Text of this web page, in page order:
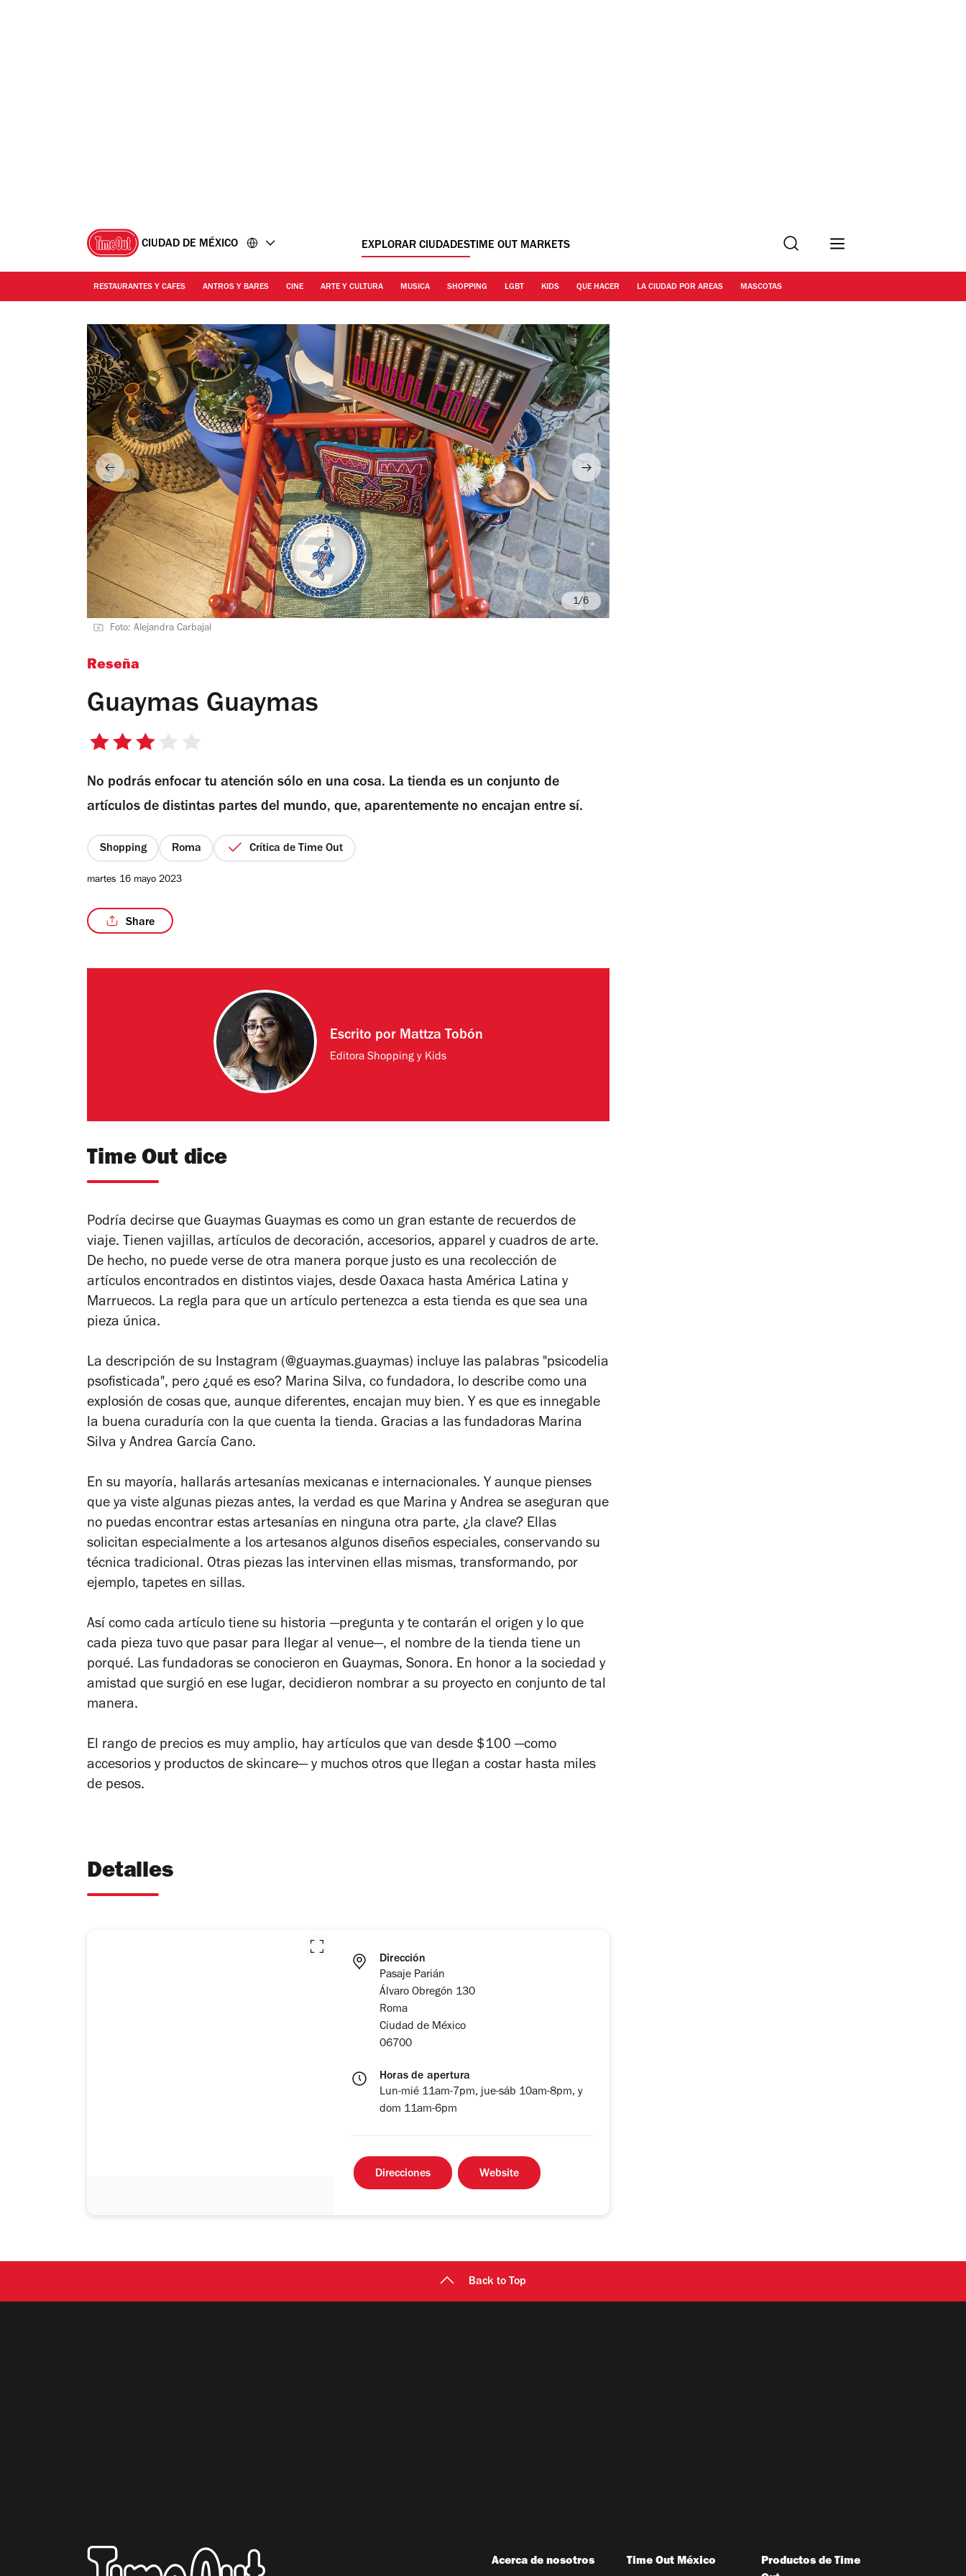
CIUDAD DE MÉXICO EXPLORAR CIUDADESTIME OUT MARKETS Buscar
RESTAURANTES Y CAFES ANTROS Y BARES CINE ARTE Y CULTURA MUSICA SHOPPING LGBT KIDS QUE HACER LA CIUDAD POR AREAS MASCOTAS
Foto: Alejandra Carbajal
/6
Reseña
Guaymas Guaymas
3
5
estrellas
No podrás enfocar tu atención sólo en una cosa. La tienda es un conjunto de
artículos de distintas partes del mundo, que, aparentemente no encajan entre sí.
Shopping Roma Crítica de Time Out
martes 16 mayo 2023
Share
Escrito por Mattza Tobón
Editora Shopping y Kids
Time Out dice
Podría decirse que Guaymas Guaymas es como un gran estante de recuerdos de
viaje. Tienen vajillas, artículos de decoración, accesorios, apparel y cuadros de arte.
De hecho, no puede verse de otra manera porque justo es una recolección de
artículos encontrados en distintos viajes, desde Oaxaca hasta América Latina y
Marruecos. La regla para que un artículo pertenezca a esta tienda es que sea una
pieza única.
La descripción de su Instagram (@guaymas.guaymas) incluye las palabras "psicodelia
psofisticada", pero ¿qué es eso? Marina Silva, co fundadora, lo describe como una
explosión de cosas que, aunque diferentes, encajan muy bien. Y es que es innegable
la buena curaduría con la que cuenta la tienda. Gracias a las fundadoras Marina
Silva y Andrea García Cano.
En su mayoría, hallarás artesanías mexicanas e internacionales. Y aunque pienses
que ya viste algunas piezas antes, la verdad es que Marina y Andrea se aseguran que
no puedas encontrar estas artesanías en ninguna otra parte, ¿la clave? Ellas
solicitan especialmente a los artesanos algunos diseños especiales, conservando su
técnica tradicional. Otras piezas las intervinen ellas mismas, transformando, por
ejemplo, tapetes en sillas.
Así como cada artículo tiene su historia —pregunta y te contarán el origen y lo que
cada pieza tuvo que pasar para llegar al venue—, el nombre de la tienda tiene un
porqué. Las fundadoras se conocieron en Guaymas, Sonora. En honor a la sociedad y
amistad que surgió en ese lugar, decidieron nombrar a su proyecto en conjunto de tal
manera.
El rango de precios es muy amplio, hay artículos que van desde $100 —como
accesorios y productos de skincare— y muchos otros que llegan a costar hasta miles
de pesos.
Detalles
Dirección
Pasaje Parián
Álvaro Obregón 130
Roma
Ciudad de México
06700
Horas de apertura
Lun-mié 11am-7pm, jue-sáb 10am-8pm, y
dom 11am-6pm
Direcciones Website
Back to Top
Acerca de nosotros Time Out México
Productos de Time